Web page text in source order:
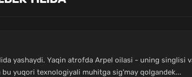
yashaydi. Yaqin atrofda Arpel oilasi - uning singlisi
yuqori texnologiyali muhitga sig'may qolgandek...